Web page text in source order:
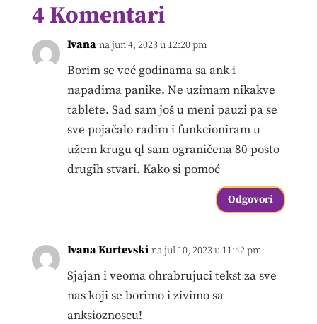
4 Komentari
Ivana na jun 4, 2023 u 12:20 pm
Borim se već godinama sa ank i
napadima panike. Ne uzimam nikakve
tablete. Sad sam još u meni pauzi pa se
sve pojačalo radim i funkcioniram u
užem krugu ql sam ograničena 80 posto
drugih stvari. Kako si pomoć
Odgovori
Ivana Kurtevski na jul 10, 2023 u 11:42 pm
Sjajan i veoma ohrabrujuci tekst za sve
nas koji se borimo i zivimo sa
anksioznoscu!